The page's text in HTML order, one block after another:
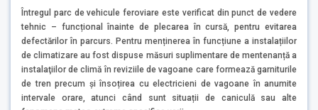
Întregul parc de vehicule feroviare este verificat din punct de vedere
tehnic – funcțional înainte de plecarea în cursă, pentru evitarea
defectărilor în parcurs. Pentru menținerea în funcțiune a instalațiilor
de climatizare au fost dispuse măsuri suplimentare de mentenanță a
instalaţiilor de climă în reviziile de vagoane care formează garniturile
de tren precum și însoțirea cu electricieni de vagoane în anumite
intervale orare, atunci când sunt situații de caniculă sau alte